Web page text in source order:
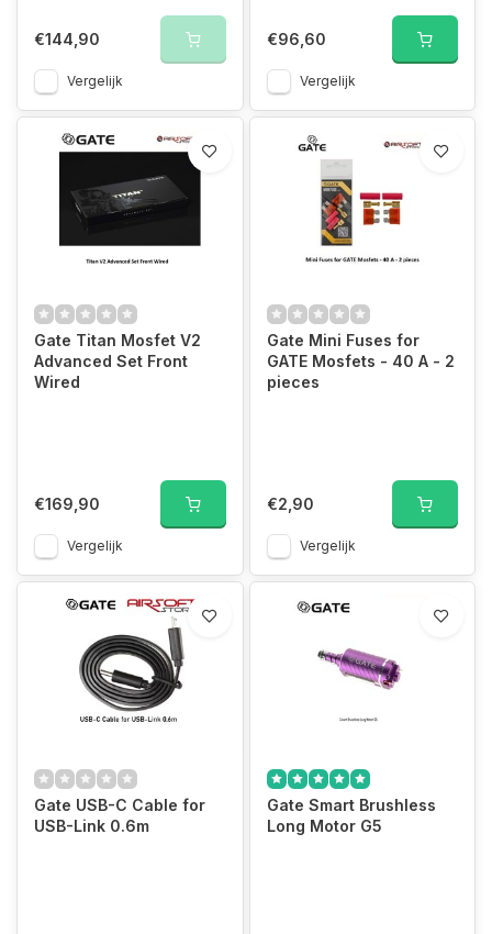
€144,90
Vergelijk
€96,60
Vergelijk
Gate Titan Mosfet V2
Advanced Set Front
Wired
€169,90
Vergelijk
Gate Mini Fuses for
GATE Mosfets - 40 A - 2
pieces
€2,90
Vergelijk
Gate USB-C Cable for
USB-Link 0.6m
Gate Smart Brushless
Long Motor G5